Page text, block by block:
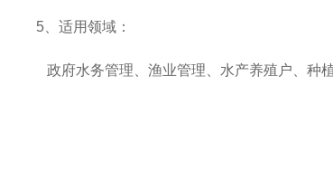
5 、适用领域：
政府水务管理、渔业管理、水产养殖户、种